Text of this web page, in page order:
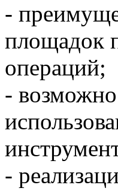
-
площадок
операций;
-
-